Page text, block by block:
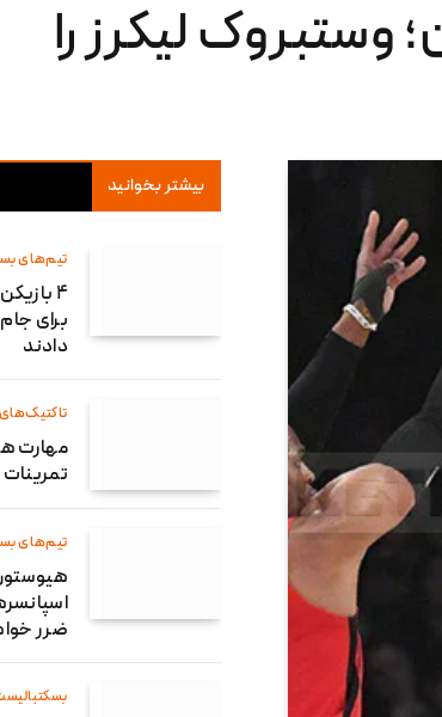
وستبروک لیکرز را
بیشتر بخوانید
تیم‌های
۴
برای
دادند
مهارت‌
تیم‌های
ضرر